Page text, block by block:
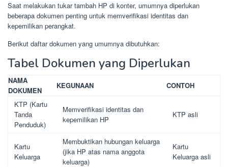
Saat melakukan tukar tambah HP di konter, umumnya diperlukan
beberapa dokumen penting untuk memverifikasi identitas dan
kepemilikan perangkat.
Berikut daftar dokumen yang umumnya dibutuhkan:
Tabel Dokumen yang Diperlukan
NAMA
DOKUMEN
KEGUNAAN
CONTOH
KTP (Kartu
Tanda
Penduduk)
Memverifikasi identitas dan
kepemilikan HP
KTP asli
Kartu
Keluarga
Membuktikan hubungan keluarga
(jika HP atas nama anggota
keluarga)
Kartu
Keluarga asli